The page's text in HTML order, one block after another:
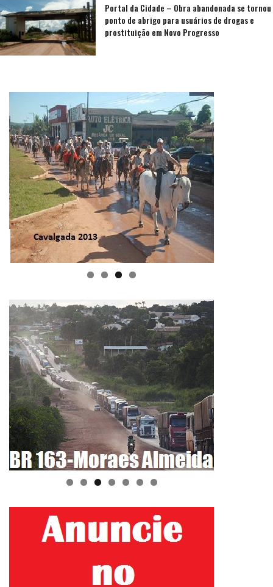
Portal da Cidade – Obra abandonada se tornou
ponto de abrigo para usuários de drogas e
prostituição em Novo Progresso